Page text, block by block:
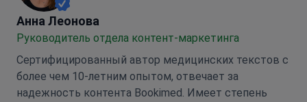
Анна Леонова
Анна Леонова
Руководитель отдела контент-маркетинга
Сертифицированный автор медицинских текстов с
более чем 10-летним опытом, отвечает за
надежность контента Bookimed. Имеет степень